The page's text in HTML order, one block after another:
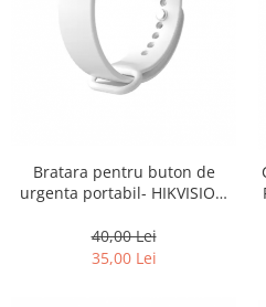
Bratara pentru buton de
urgenta portabil- HIKVISION
40,00 Lei
35,00 Lei